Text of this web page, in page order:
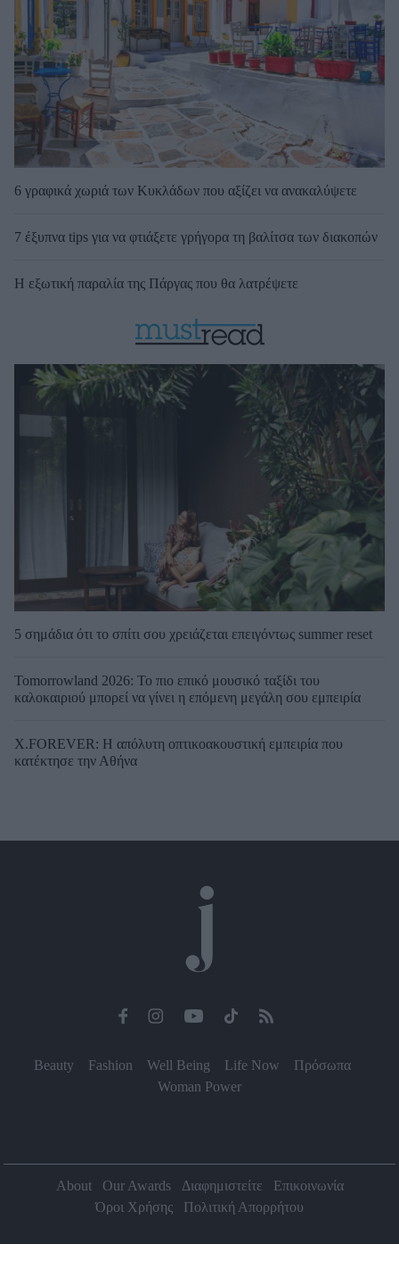
6 γραφικά χωριά των Κυκλάδων που αξίζει να ανακαλύψετε
7 έξυπνα tips για να φτιάξετε γρήγορα τη βαλίτσα των διακοπών
Η εξωτική παραλία της Πάργας που θα λατρέψετε
5 σημάδια ότι το σπίτι σου χρειάζεται επειγόντως summer reset
Tomorrowland 2026: Το πιο επικό μουσικό ταξίδι του
καλοκαιριού μπορεί να γίνει η επόμενη μεγάλη σου εμπειρία
X.FOREVER: Η απόλυτη οπτικοακουστική εμπειρία που
κατέκτησε την Αθήνα
Beauty Fashion Well Being Life Now
Πρόσωπα
Woman Power
About Our Awards Διαφημιστείτε
Επικοινωνία
Όροι Χρήσης
Πολιτική Απορρήτου